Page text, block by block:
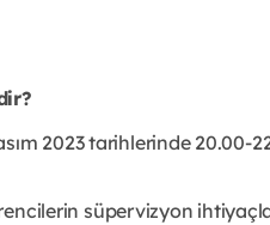
2023 tarihlerinde 20.00-
süpervizyon